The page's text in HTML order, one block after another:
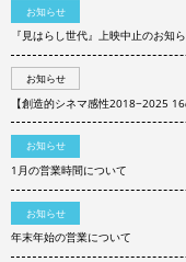
お知らせ
『見はらし世代』上映中止のお知
お知らせ
【創造的シネマ感性2018−2025
お知らせ
1月の営業時間について
お知らせ
年末年始の営業について